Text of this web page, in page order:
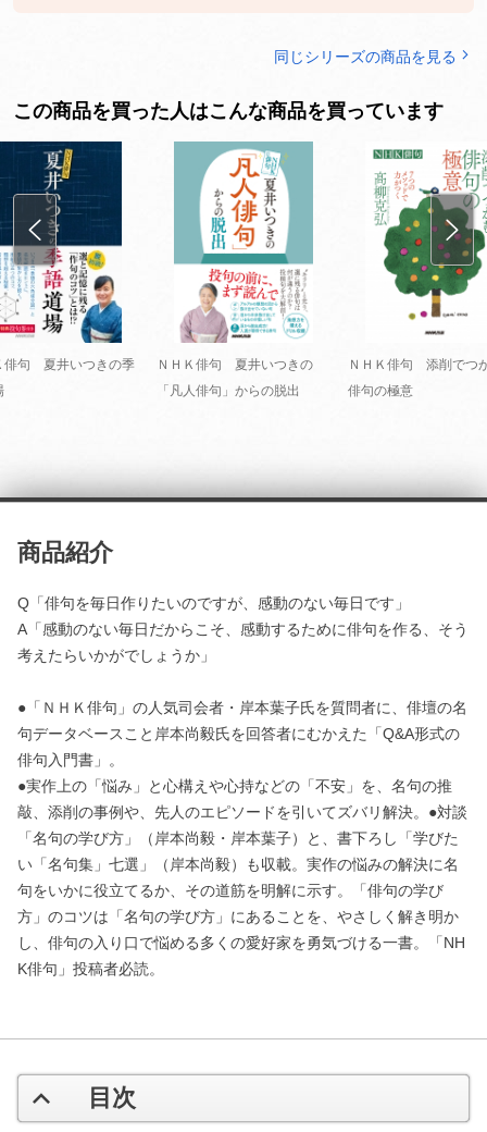
同じシリーズの商品を見る
この商品を買った人はこんな商品を買っています
俳句 夏井いつきの季
ＮＨＫ俳句 夏井いつきの
「凡人俳句」からの脱出
ＮＨＫ俳句 添削でつ
俳句の極意
商品紹介
Q「俳句を毎日作りたいのですが、感動のない毎日です」
A「感動のない毎日だからこそ、感動するために俳句を作る、そう
考えたらいかがでしょうか」
●「ＮＨＫ俳句」の人気司会者・岸本葉子氏を質問者に、俳壇の名
句データベースこと岸本尚毅氏を回答者にむかえた「Q&A形式の
俳句入門書」。
●実作上の「悩み」と心構えや心持などの「不安」を、名句の推
敲、添削の事例や、先人のエピソードを引いてズバリ解決。●対談
「名句の学び方」（岸本尚毅・岸本葉子）と、書下ろし「学びた
い「名句集」七選」（岸本尚毅）も収載。実作の悩みの解決に名
句をいかに役立てるか、その道筋を明解に示す。「俳句の学び
方」のコツは「名句の学び方」にあることを、やさしく解き明か
し、俳句の入り口で悩める多くの愛好家を勇気づける一書。「NH
K俳句」投稿者必読。
目次